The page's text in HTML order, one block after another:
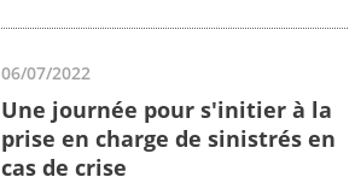
06/07/2022
Une journée pour s'initier à la
prise en charge de sinistrés en
cas de crise